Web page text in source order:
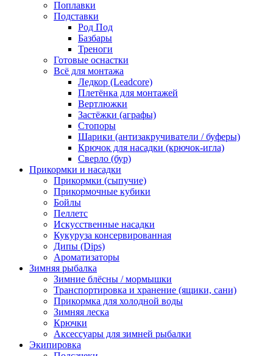
Поплавки
Подставки
Род Под
Базбары
Треноги
Готовые оснастки
Всё для монтажа
Ледкор (Leadcore)
Плетёнка для монтажей
Вертлюжки
Застёжки (аграфы)
Стопоры
Шарики (антизакручиватели / буферы)
Крючок для насадки (крючок-игла)
Сверло (бур)
Прикормки и насадки
Прикормки (сыпучие)
Прикормочные кубики
Бойлы
Пеллетс
Искусственные насадки
Кукуруза консервированная
Дипы (Dips)
Ароматизаторы
Зимняя рыбалка
Зимние блёсны / мормышки
Транспортировка и хранение (ящики, сани)
Прикормка для холодной воды
Зимняя леска
Крючки
Аксессуары для зимней рыбалки
Экипировка